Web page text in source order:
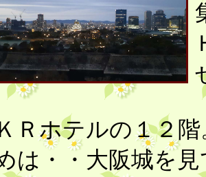
Ｒホテルの１２
は・・大阪城を